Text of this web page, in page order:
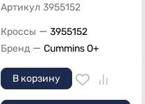
Артикул 3955152
Кроссы — 3955152
Бренд — Cummins O+
В корзину